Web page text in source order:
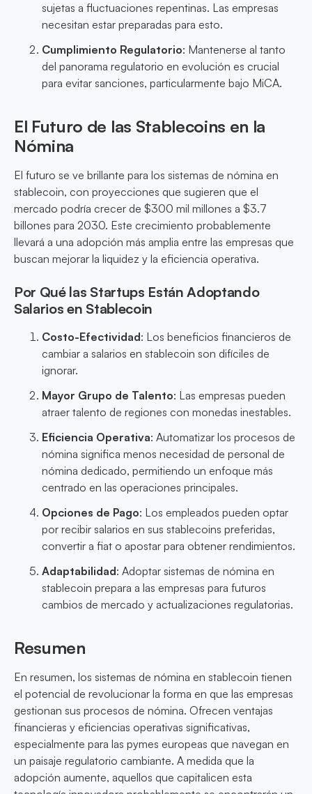
sujetas a fluctuaciones repentinas. Las empresas
necesitan estar preparadas para esto.
Cumplimiento Regulatorio: Mantenerse al tanto
del panorama regulatorio en evolución es crucial
para evitar sanciones, particularmente bajo MiCA.
El Futuro de las Stablecoins en la
Nómina
El futuro se ve brillante para los sistemas de nómina en
stablecoin, con proyecciones que sugieren que el
mercado podría crecer de $300 mil millones a $3.7
billones para 2030. Este crecimiento probablemente
llevará a una adopción más amplia entre las empresas que
buscan mejorar la liquidez y la eficiencia operativa.
Por Qué las Startups Están Adoptando
Salarios en Stablecoin
Costo-Efectividad: Los beneficios financieros de
cambiar a salarios en stablecoin son difíciles de
ignorar.
Mayor Grupo de Talento: Las empresas pueden
atraer talento de regiones con monedas inestables.
Eficiencia Operativa: Automatizar los procesos de
nómina significa menos necesidad de personal de
nómina dedicado, permitiendo un enfoque más
centrado en las operaciones principales.
Opciones de Pago: Los empleados pueden optar
por recibir salarios en sus stablecoins preferidas,
convertir a fiat o apostar para obtener rendimientos.
Adaptabilidad: Adoptar sistemas de nómina en
stablecoin prepara a las empresas para futuros
cambios de mercado y actualizaciones regulatorias.
Resumen
En resumen, los sistemas de nómina en stablecoin tienen
el potencial de revolucionar la forma en que las empresas
gestionan sus procesos de nómina. Ofrecen ventajas
financieras y eficiencias operativas significativas,
especialmente para las pymes europeas que navegan en
un paisaje regulatorio cambiante. A medida que la
adopción aumente, aquellos que capitalicen esta